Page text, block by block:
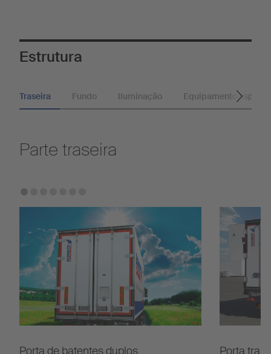
Estrutura
Traseira Fundo Iluminação Equipamento
Parte traseira
Porta de batentes duplos Porta